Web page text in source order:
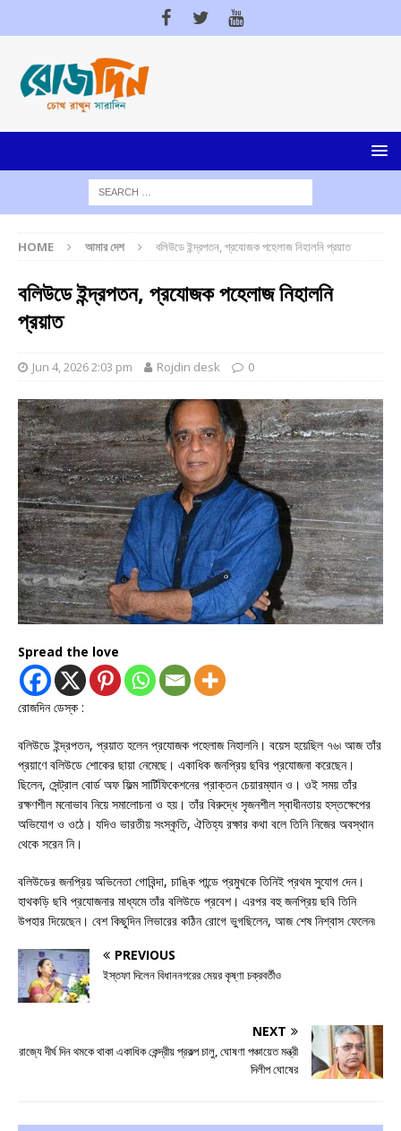
HOME আমার দেশ বলিউডে ইন্দ্রপতন, প্রযোজক পহেলাজ নিহালনি প্রয়াত
বলিউডে ইন্দ্রপতন, প্রযোজক পহেলাজ নিহালনি
প্রয়াত
Jun 4, 2026 2:03 pm Rojdin desk 0
Spread the love
রোজদিন ডেস্ক :
বলিউডে ইন্দ্রপতন, প্রয়াত হলেন প্রযোজক পহেলাজ নিহালনি। বয়েস হয়েছিল ৭৬৷ আজ তাঁর
প্রয়াণে বলিউডে শোকের ছায়া নেমেছে। একাধিক জনপ্রিয় ছবির প্রযোজনা করেছেন।
ছিলেন, সেন্ট্রাল বোর্ড অফ ফিল্ম সার্টিফিকেশনের প্রাক্তন চেয়ারম্যান ও। ওই সময় তাঁর
রক্ষণশীল মনোভাব নিয়ে সমালোচনা ও হয়। তাঁর বিরুদ্ধে সৃজনশীল স্বাধীনতায় হস্তক্ষেপের
অভিযোগ ও ওঠে। যদিও ভারতীয় সংস্কৃতি, ঐতিহ্য রক্ষার কথা বলে তিনি নিজের অবস্থান
থেকে সরেন নি।
বলিউডের জনপ্রিয় অভিনেতা গোবিন্দা, চাঙ্কি পান্ডে প্রমুখকে তিনিই প্রথম সুযোগ দেন।
হাথকড়ি ছবি প্রযোজনার মাধ্যমে তাঁর বলিউডে প্রবেশ। এরপর বহু জনপ্রিয় ছবি তিনি
উপহার দিয়েছেন। বেশ কিছুদিন লিভারের কঠিন রোগে ভুগছিলেন, আজ শেষ নিশ্বাস ফেলেন৷
PREVIOUS
ইস্তফা দিলেন বিধাননগরের মেয়র কৃষ্ণা চক্রবর্তীও
NEXT
রাজ্যে দীর্ঘ দিন থমকে থাকা একাধিক কেন্দ্রীয় প্রকল্প চালু, ঘোষণা পঞ্চায়েত মন্ত্রী
দিলীপ ঘোষের